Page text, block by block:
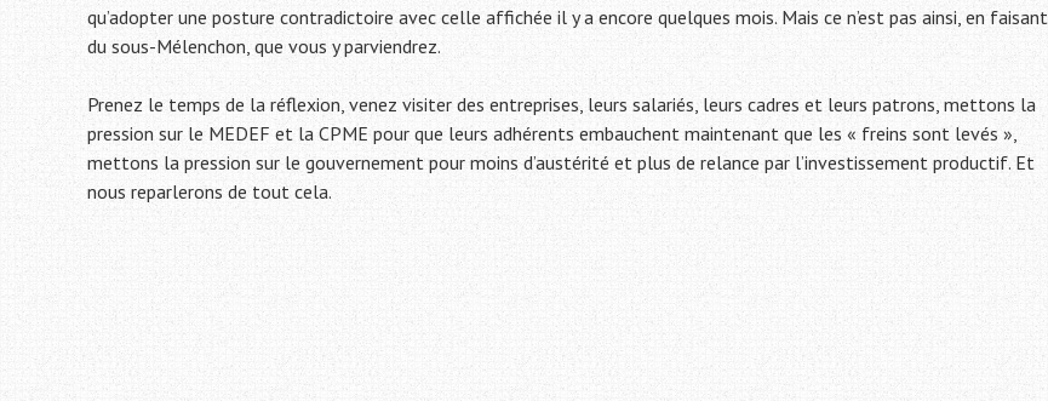
qu’adopter une posture contradictoire avec celle affichée il y a encore quelques mois. Mais ce n’est pas ainsi, en faisant
du sous-Mélenchon, que vous y parviendrez.
Prenez le temps de la réflexion, venez visiter des entreprises, leurs salariés, leurs cadres et leurs patrons, mettons la
pression sur le MEDEF et la CPME pour que leurs adhérents embauchent maintenant que les « freins sont levés »,
mettons la pression sur le gouvernement pour moins d’austérité et plus de relance par l’investissement productif. Et
nous reparlerons de tout cela.